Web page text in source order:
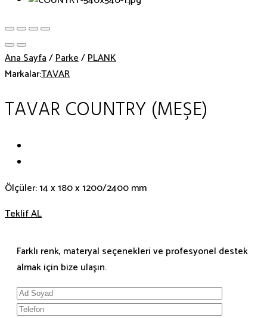
Ana Sayfa/Parke/PLANK
Markalar:TAVAR
TAVAR COUNTRY (MEŞE)
Ölçüler: 14 x 180 x 1200/2400 mm
Teklif AL
Farklı renk, materyal seçenekleri ve profesyonel destek
almak için bize ulaşın.